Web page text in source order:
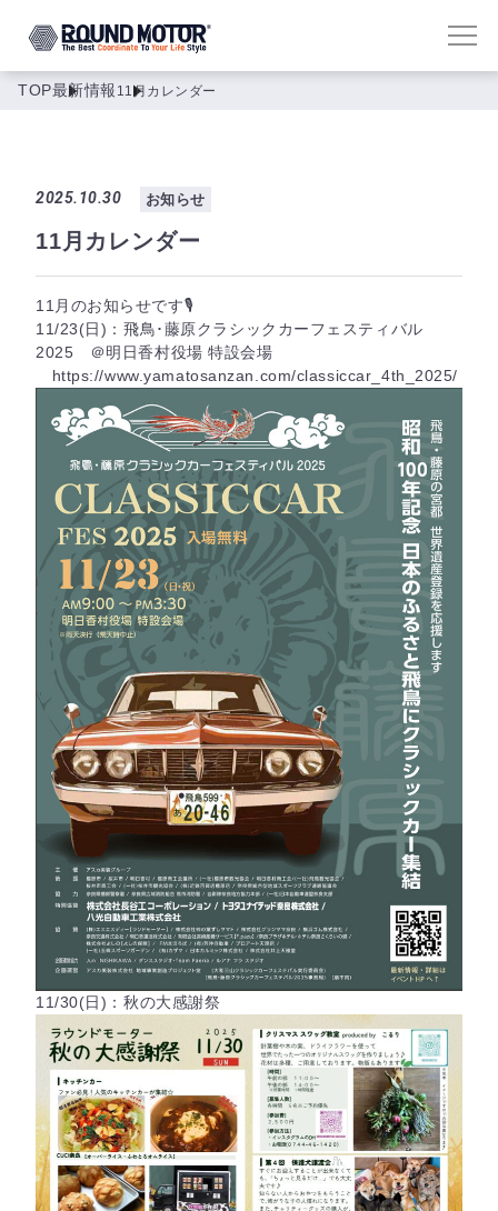
TOP最新情報 11月カレンダー
2025.10.30 お知らせ
11月カレンダー
11月のお知らせです🎙
11/23(日)：飛鳥･藤原クラシックカーフェスティバル
2025 ＠明日香村役場 特設会場
https://www.yamatosanzan.com/classiccar_4th_2025/
11/30(日)：秋の大感謝祭